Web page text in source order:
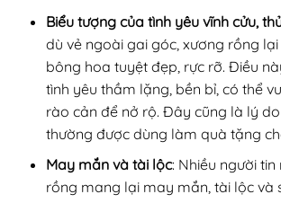
Biểu tượng của tình yêu vĩnh cửu,
dù vẻ ngoài gai góc, xương rồng
bông hoa tuyệt đẹp, rực rỡ. Điều
tình yêu thầm lặng, bền bỉ, có thể
rào cản để nở rộ. Đây cũng là lý
thường được dùng làm quà tặng
May mắn và tài lộc: Nhiều người
rồng mang lại may mắn, tài lộc và